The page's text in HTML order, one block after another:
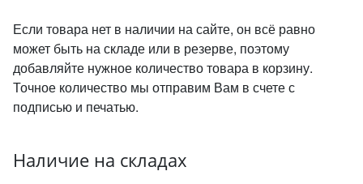
Если товара нет в наличии на сайте, он всё равно
может быть на складе или в резерве, поэтому
добавляйте нужное количество товара в корзину.
Точное количество мы отправим Вам в счете с
подписью и печатью.
Наличие на складах